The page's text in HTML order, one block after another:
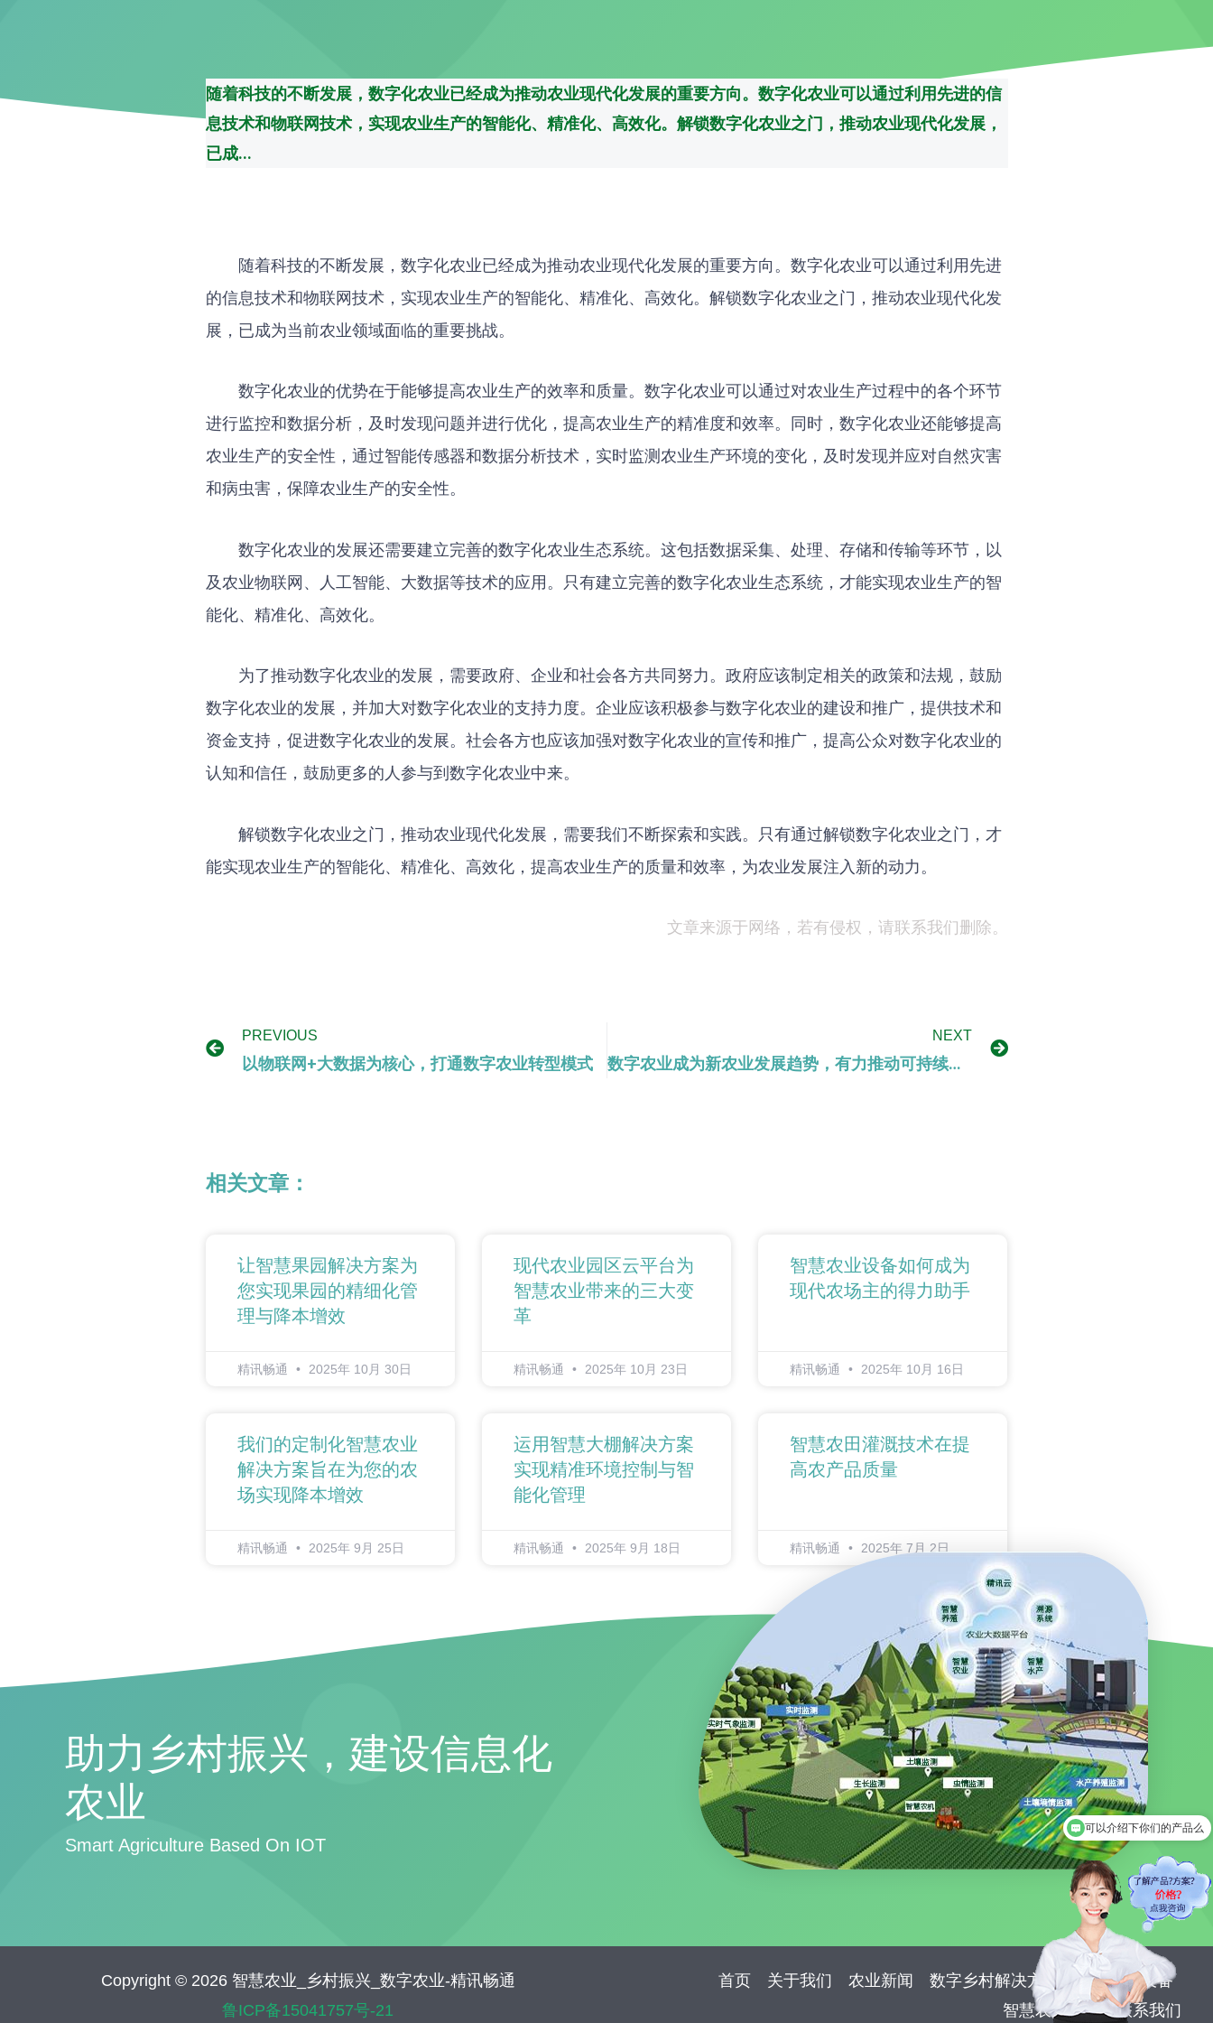
随着科技的不断发展，数字化农业已经成为推动农业现代化发展的重要方向。数字化农业可以通过利用先进的信
息技术和物联网技术，实现农业生产的智能化、精准化、高效化。解锁数字化农业之门，推动农业现代化发展，
已成...
随着科技的不断发展，数字化农业已经成为推动农业现代化发展的重要方向。数字化农业可以通过利用先进
的信息技术和物联网技术，实现农业生产的智能化、精准化、高效化。解锁数字化农业之门，推动农业现代化发
展，已成为当前农业领域面临的重要挑战。
数字化农业的优势在于能够提高农业生产的效率和质量。数字化农业可以通过对农业生产过程中的各个环节
进行监控和数据分析，及时发现问题并进行优化，提高农业生产的精准度和效率。同时，数字化农业还能够提高
农业生产的安全性，通过智能传感器和数据分析技术，实时监测农业生产环境的变化，及时发现并应对自然灾害
和病虫害，保障农业生产的安全性。
数字化农业的发展还需要建立完善的数字化农业生态系统。这包括数据采集、处理、存储和传输等环节，以
及农业物联网、人工智能、大数据等技术的应用。只有建立完善的数字化农业生态系统，才能实现农业生产的智
能化、精准化、高效化。
为了推动数字化农业的发展，需要政府、企业和社会各方共同努力。政府应该制定相关的政策和法规，鼓励
数字化农业的发展，并加大对数字化农业的支持力度。企业应该积极参与数字化农业的建设和推广，提供技术和
资金支持，促进数字化农业的发展。社会各方也应该加强对数字化农业的宣传和推广，提高公众对数字化农业的
认知和信任，鼓励更多的人参与到数字化农业中来。
解锁数字化农业之门，推动农业现代化发展，需要我们不断探索和实践。只有通过解锁数字化农业之门，才
能实现农业生产的智能化、精准化、高效化，提高农业生产的质量和效率，为农业发展注入新的动力。
文章来源于网络，若有侵权，请联系我们删除。
PREVIOUS
以物联网+大数据为核心，打通数字农业转型模式
NEXT
数字农业成为新农业发展趋势，有力推动可持续农业方向。
相关文章：
让智慧果园解决方案为
您实现果园的精细化管
理与降本增效
精讯畅通 2025年 10月 30日
现代农业园区云平台为
智慧农业带来的三大变
革
精讯畅通 2025年 10月 23日
智慧农业设备如何成为
现代农场主的得力助手
精讯畅通 2025年 10月 16日
我们的定制化智慧农业
解决方案旨在为您的农
场实现降本增效
精讯畅通 2025年 9月 25日
运用智慧大棚解决方案
实现精准环境控制与智
能化管理
精讯畅通 2025年 9月 18日
智慧农田灌溉技术在提
高农产品质量
精讯畅通 2025年 7月 2日
助力乡村振兴，建设信息化
农业
Smart Agriculture Based On IOT
Copyright © 2026 智慧农业_乡村振兴_数字农业-精讯畅通
鲁ICP备15041757号-21
首页 关于我们 农业新闻 数字乡村解决方案
智慧农业设备
智慧农业案例
联系我们
可以介绍下你们的产品么